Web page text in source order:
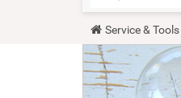
Y
o
u
a
e
Service & Tools